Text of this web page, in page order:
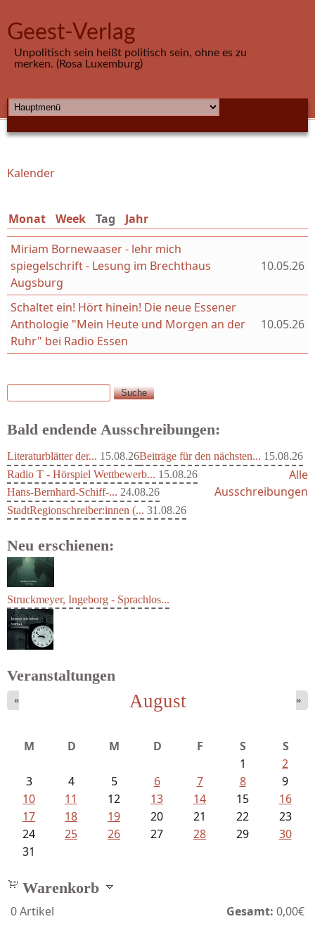
Geest-Verlag
Unpolitisch sein heißt politisch sein, ohne es zu
merken. (Rosa Luxemburg)
HAUPTMENÜ
Sie sind hier
Kalender
Monat Week Tag (aktiver Reiter)
Jahr
Miriam Bornewaaser - lehr mich
spiegelschrift - Lesung im Brechthaus
Augsburg
10.05.26
Schaltet ein! Hört hinein! Die neue Essener
Anthologie "Mein Heute und Morgen an der
Ruhr" bei Radio Essen
10.05.26
Suchformular
Suche
Bald endende Ausschreibungen:
Literaturblätter der... 15.08.26Beiträge für den nächsten... 15.08.26
Radio T - Hörspiel Wettbewerb... 15.08.26
Hans-Bernhard-Schiff-... 24.08.26
StadtRegionschreiber:innen (... 31.08.26
Alle
Ausschreibungen
Neu erschienen:
Schaffelhofer, Jörg - knapp am...
Struckmeyer, Ingeborg - Sprachlos...
Veranstaltungen
August
« »
M D M D F S
S
1
2
3
4 5 6 7 8
9
10
11 12 13 14 15
16
17
18 19 20 21 22
23
24
25 26 27 28 29
30
31
Warenkorb
0Artikel Gesamt: 0,00€